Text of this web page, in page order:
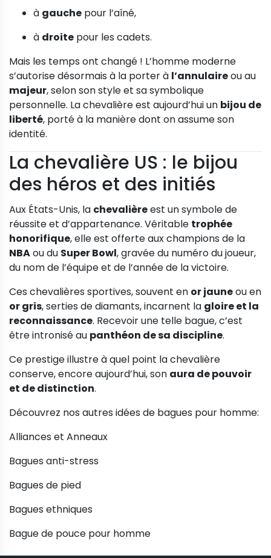
à gauche pour l’aîné,
à droite pour les cadets.
Mais les temps ont changé ! L’homme moderne
s’autorise désormais à la porter à l’annulaireou au
majeur, selon son style et sa symbolique
personnelle. La chevalière est aujourd’hui un bijou de
liberté, porté à la manière dont on assume son
identité.
La chevalière US : le bijou
des héros et des initiés
Aux États-Unis, la chevalièreest un symbole de
réussite et d’appartenance. Véritable trophée
honorifique, elle est offerte aux champions de la
NBAou du Super Bowl, gravée du numéro du joueur,
du nom de l’équipe et de l’année de la victoire.
Ces chevalières sportives, souvent en or jauneou en
or gris, serties de diamants, incarnent la gloire et la
reconnaissance. Recevoir une telle bague, c’est
être intronisé au panthéon de sa discipline.
Ce prestige illustre à quel point la chevalière
conserve, encore aujourd’hui, son aura de pouvoir
et de distinction.
Découvrez nos autres idées de bagues pour homme:
Alliances et Anneaux
Bagues anti-stress
Bagues de pied
Bagues ethniques
Bague de pouce pour homme